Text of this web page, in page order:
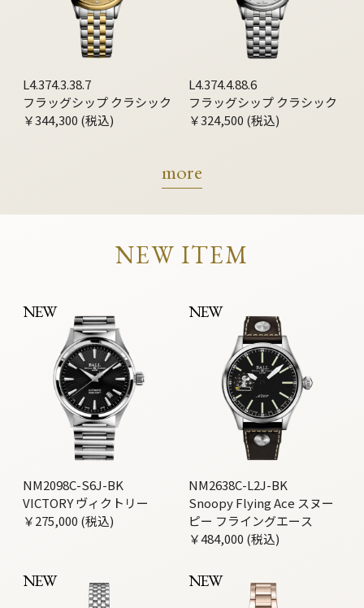
L4.374.3.38.7
フラッグシップ クラシック
￥344,300 (税込)
L4.374.4.88.6
フラッグシップ クラシック
￥324,500 (税込)
more
NEW ITEM
NEW
NM2098C-S6J-BK
VICTORY ヴィクトリー
￥275,000 (税込)
NEW
NM2638C-L2J-BK
Snoopy Flying Ace スヌー
ピー フライングエース
￥484,000 (税込)
NEW NEW